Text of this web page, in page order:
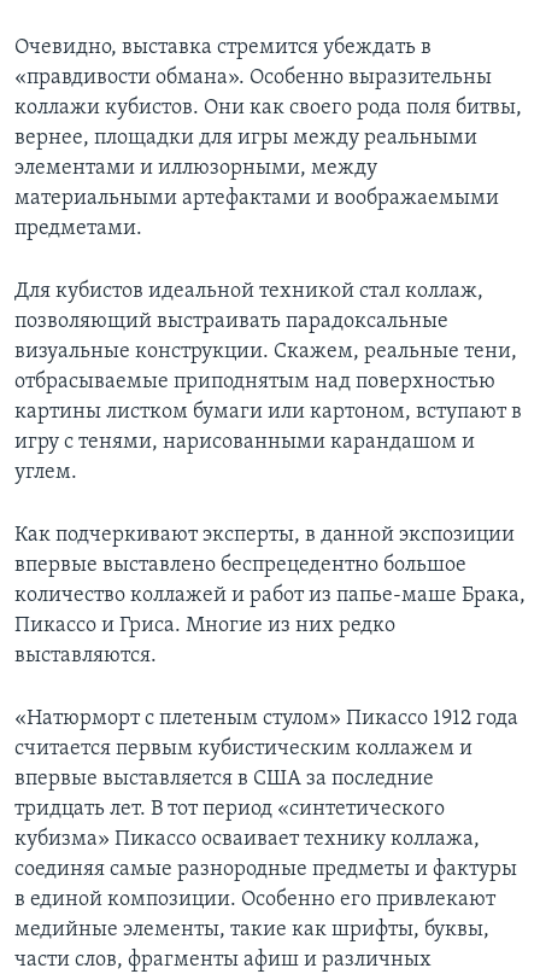
Очевидно, выставка стремится убеждать в
«правдивости обмана». Особенно выразительны
коллажи кубистов. Они как своего рода поля битвы,
вернее, площадки для игры между реальными
элементами и иллюзорными, между
материальными артефактами и воображаемыми
предметами.
Для кубистов идеальной техникой стал коллаж,
позволяющий выстраивать парадоксальные
визуальные конструкции. Скажем, реальные тени,
отбрасываемые приподнятым над поверхностью
картины листком бумаги или картоном, вступают в
игру с тенями, нарисованными карандашом и
углем.
Как подчеркивают эксперты, в данной экспозиции
впервые выставлено беспрецедентно большое
количество коллажей и работ из папье-маше Брака,
Пикассо и Гриса. Многие из них редко
выставляются.
«Натюрморт с плетеным стулом» Пикассо 1912 года
считается первым кубистическим коллажем и
впервые выставляется в США за последние
тридцать лет. В тот период «синтетического
кубизма» Пикассо осваивает технику коллажа,
соединяя самые разнородные предметы и фактуры
в единой композиции. Особенно его привлекают
медийные элементы, такие как шрифты, буквы,
части слов, фрагменты афиш и различных